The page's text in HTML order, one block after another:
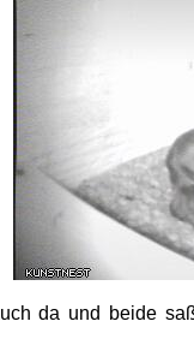
da und beide